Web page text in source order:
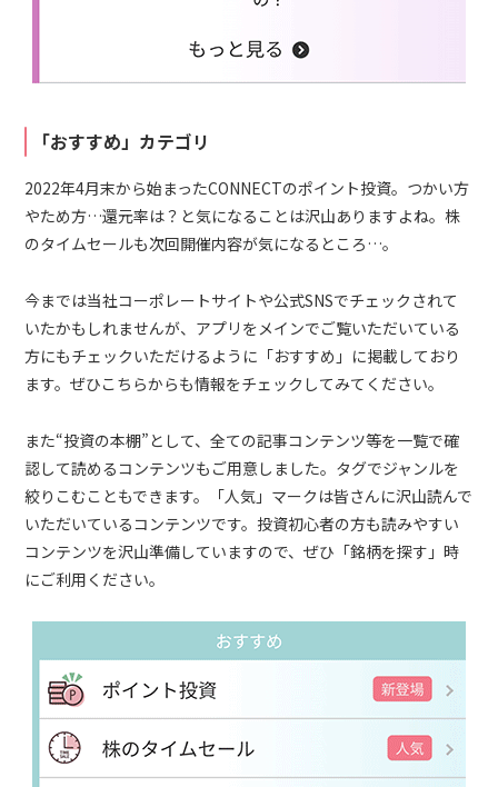
「おすすめ」カテゴリ
2022年4月末から始まったCONNECTのポイント投資。つかい方
やため方…還元率は？と気になることは沢山ありますよね。株
のタイムセールも次回開催内容が気になるところ…。
今までは当社コーポレートサイトや公式SNSでチェックされて
いたかもしれませんが、アプリをメインでご覧いただいている
方にもチェックいただけるように「おすすめ」に掲載しており
ます。ぜひこちらからも情報をチェックしてみてください。
また“投資の本棚”として、全ての記事コンテンツ等を一覧で確
認して読めるコンテンツもご用意しました。タグでジャンルを
絞りこむこともできます。「人気」マークは皆さんに沢山読んで
いただいているコンテンツです。投資初心者の方も読みやすい
コンテンツを沢山準備していますので、ぜひ「銘柄を探す」時
にご利用ください。